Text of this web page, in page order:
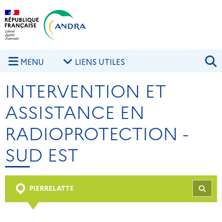
Aller au contenu principal
MENU LIENS UTILES
INTERVENTION ET
ASSISTANCE EN
RADIOPROTECTION -
SUD EST
PIERRELATTE